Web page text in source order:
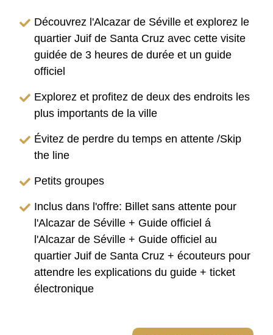
Découvrez l'Alcazar de Séville et explorez le
quartier Juif de Santa Cruz avec cette visite
guidée de 3 heures de durée et un guide
officiel
Explorez et profitez de deux des endroits les
plus importants de la ville
Évitez de perdre du temps en attente /Skip
the line
Petits groupes
Inclus dans l'offre: Billet sans attente pour
l'Alcazar de Séville + Guide officiel á
l'Alcazar de Séville + Guide officiel au
quartier Juif de Santa Cruz + écouteurs pour
attendre les explications du guide + ticket
électronique